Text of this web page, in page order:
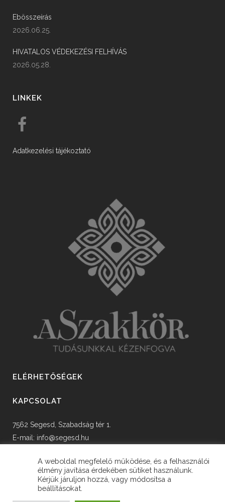
Ebösszeírás
2026.06.25.
HIVATALOS VÉDEKEZÉSI FELHÍVÁS
2026.05.28.
LINKEK
Adatkezelési tájékoztató
ELÉRHETŐSÉGEK
KAPCSOLAT
7562 Segesd, Szabadság tér 1.
E-mail: info@segesd.hu
A weboldal megfelelő működése, és a felhasználói
élmény javítása érdekében sütiket használunk.
Kérjük járuljon hozzá, vagy módosítsa a
beállításokat.